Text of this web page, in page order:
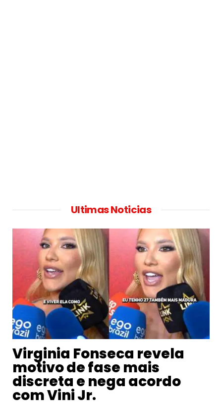
Ultimas Noticias
Virginia Fonseca revela
motivo de fase mais
discreta e nega acordo
com Vini Jr.